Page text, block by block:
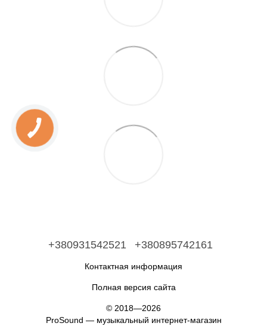
+380931542521 +380895742161
Контактная информация
Полная версия сайта
© 2018—2026
ProSound — музыкальный интернет-магазин